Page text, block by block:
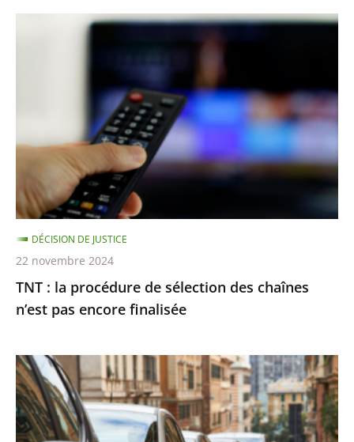
décret
des
chaînes
n’est
pas
encore
finalisée
TNT : la procédure de sélection des chaînes
n’est pas encore finalisée
DÉCISION DE JUSTICE
22 novembre 2024
Stationnement
payant
:
le